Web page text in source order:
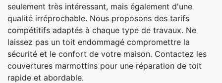
seulement très intéressant, mais également d'une
qualité irréprochable. Nous proposons des tarifs
compétitifs adaptés à chaque type de travaux. Ne
laissez pas un toit endommagé compromettre la
sécurité et le confort de votre maison. Contactez les
couvertures marmottins pour une réparation de toit
rapide et abordable.